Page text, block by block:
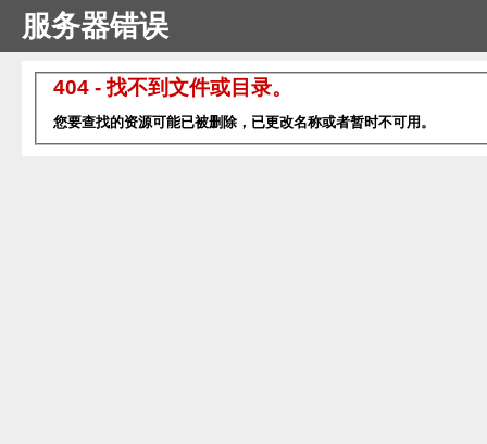
服务器错误
404 - 找不到文件或目录。
您要查找的资源可能已被删除，已更改名称或者暂时不可用。